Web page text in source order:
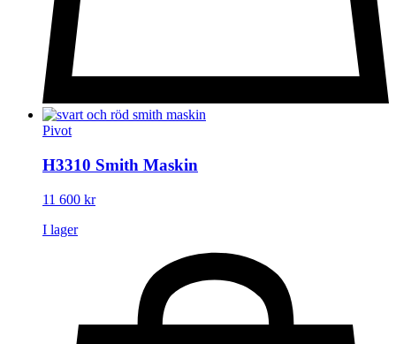
Pivot
H3310 Smith Maskin
11 600 kr
I lager